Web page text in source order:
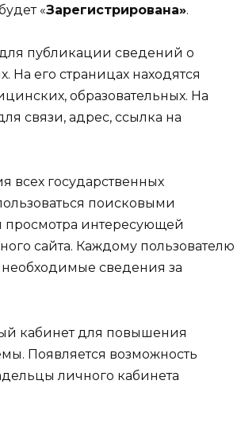
«Зарегистрирована».
для публикации сведений о
На его страницах находятся
образовательных. На
связи, адрес, ссылка на
всех государственных
поисковыми
просмотра интересующей
сайта. Каждому пользователю
необходимые сведения за
кабинет для повышения
Появляется возможность
личного кабинета